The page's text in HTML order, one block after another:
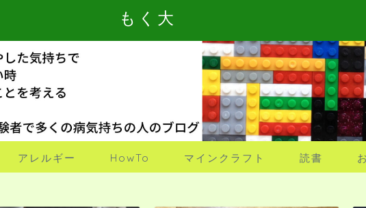
もく大
アレルギー HowTo マインクラフト 読書